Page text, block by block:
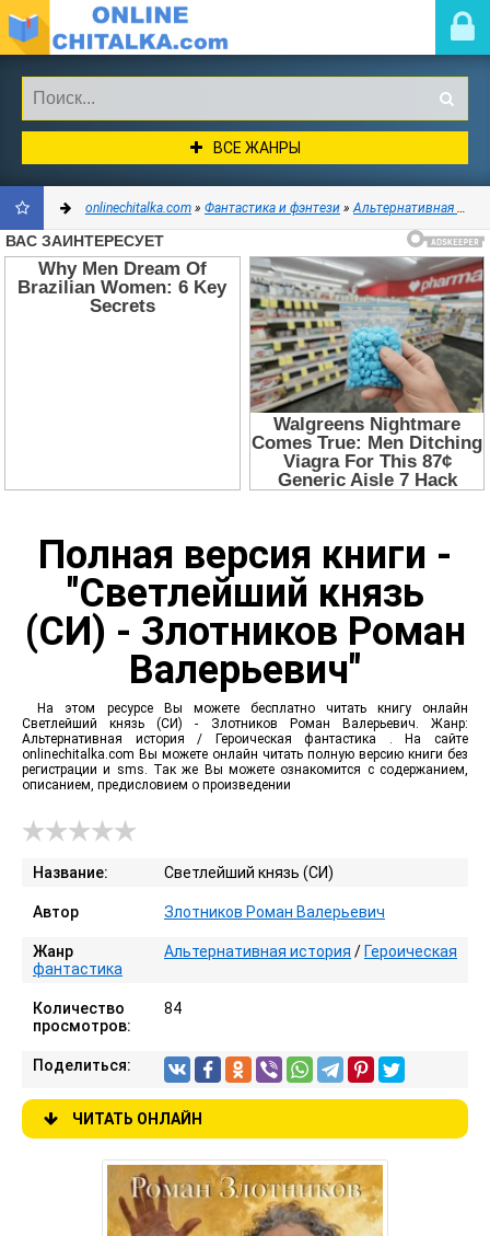
ВСЕ ЖАНРЫ
ДОБАВИТЬ
В
onlinechitalka.com » Фантастика и фэнтези »Альтернативная история
Полная версия книги -
"Светлейший князь
(СИ) - Злотников Роман
Валерьевич"
На этом ресурсе Вы можете бесплатно читать книгу онлайн
Светлейший князь (СИ) - Злотников Роман Валерьевич. Жанр:
Альтернативная история / Героическая фантастика . На сайте
onlinechitalka.com Вы можете онлайн читать полную версию книги без
регистрации и sms. Так же Вы можете ознакомится с содержанием,
описанием, предисловием о произведении
Название: Светлейший князь (СИ)
Автор Злотников Роман Валерьевич
Жанр Альтернативная история / Героическая
фантастика
Количество
просмотров:
84
Поделиться:
ЧИТАТЬ ОНЛАЙН